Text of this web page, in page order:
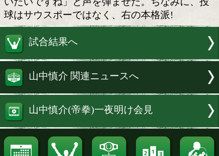
今回が2度目のマウンドとなった山中
甲子園で始球式ができて楽しかったで
は気持ちよかったんですけど、今回も
ンドしてしまい悔しいです。ボクシン
ないといけないけど、野球は当てては
ので」と笑顔を見せると「次の試合も
て、また3度目の正直でまた甲子園に呼
いたいですね」と声を弾ませた。ちな
球はサウスポーではなく、右の本格派!